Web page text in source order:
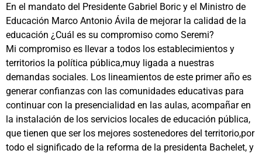
En el mandato del Presidente Gabriel Boric y el Ministro de
Educación Marco Antonio Ávila de mejorar la calidad de la
educación ¿Cuál es su compromiso como Seremi?
Mi compromiso es llevar a todos los establecimientos y
territorios la política pública,muy ligada a nuestras
demandas sociales. Los lineamientos de este primer año es
generar confianzas con las comunidades educativas para
continuar con la presencialidad en las aulas, acompañar en
la instalación de los servicios locales de educación pública,
que tienen que ser los mejores sostenedores del territorio,por
todo el significado de la reforma de la presidenta Bachelet, y